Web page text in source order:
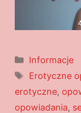
Kategorie
Informacje
Tagi
Erotyczne
erotyczne,
opowiadania,